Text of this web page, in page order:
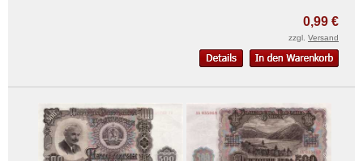
0,99 €
zzgl. Versand